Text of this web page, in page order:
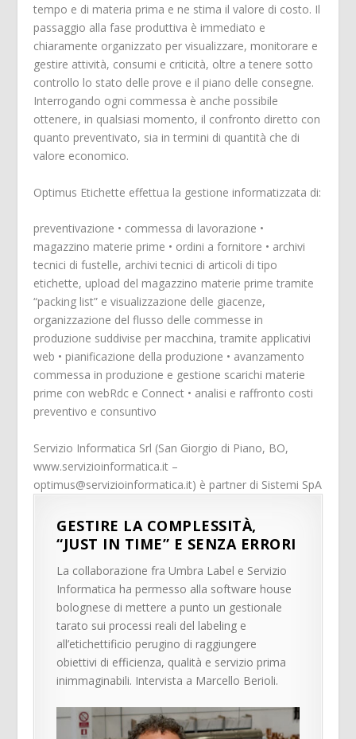
tempo e di materia prima e ne stima il valore di costo. Il
passaggio alla fase produttiva è immediato e
chiaramente organizzato per visualizzare, monitorare e
gestire attività, consumi e criticità, oltre a tenere sotto
controllo lo stato delle prove e il piano delle consegne.
Interrogando ogni commessa è anche possibile
ottenere, in qualsiasi momento, il confronto diretto con
quanto preventivato, sia in termini di quantità che di
valore economico.
Optimus Etichette effettua la gestione informatizzata di:
preventivazione • commessa di lavorazione •
magazzino materie prime • ordini a fornitore • archivi
tecnici di fustelle, archivi tecnici di articoli di tipo
etichette, upload del magazzino materie prime tramite
“packing list” e visualizzazione delle giacenze,
organizzazione del flusso delle commesse in
produzione suddivise per macchina, tramite applicativi
web • pianificazione della produzione • avanzamento
commessa in produzione e gestione scarichi materie
prime con webRdc e Connect • analisi e raffronto costi
preventivo e consuntivo
Servizio Informatica Srl (San Giorgio di Piano, BO,
www.servizioinformatica.it –
optimus@servizioinformatica.it) è partner di Sistemi SpA
GESTIRE LA COMPLESSITÀ,
“JUST IN TIME” E SENZA ERRORI
La collaborazione fra Umbra Label e Servizio
Informatica ha permesso alla software house
bolognese di mettere a punto un gestionale
tarato sui processi reali del labeling e
all’etichettificio perugino di raggiungere
obiettivi di efficienza, qualità e servizio prima
inimmaginabili. Intervista a Marcello Berioli.